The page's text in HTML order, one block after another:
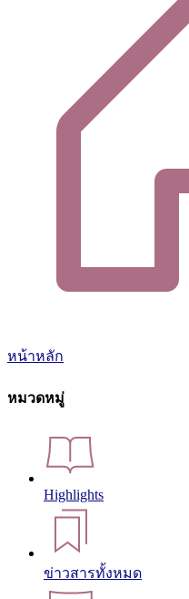
หน้าหลัก
หมวดหมู่
Highlights
ข่าวสารทั้งหมด